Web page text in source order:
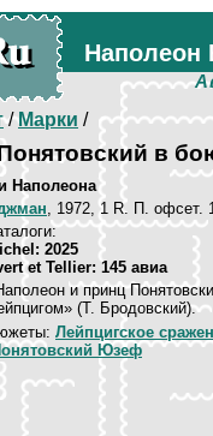
Наполеон
/Марки /
в
Наполеона
, 1972, 1 R. П. офсет.
2025
et Tellier: 145 авиа
и принц
(Т. Бродовский).
Лейпцигское
Юзеф